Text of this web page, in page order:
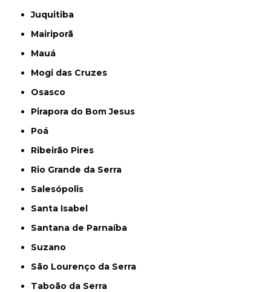
Juquitiba
Mairiporã
Mauá
Mogi das Cruzes
Osasco
Pirapora do Bom Jesus
Poá
Ribeirão Pires
Rio Grande da Serra
Salesópolis
Santa Isabel
Santana de Parnaíba
Suzano
São Lourenço da Serra
Taboão da Serra